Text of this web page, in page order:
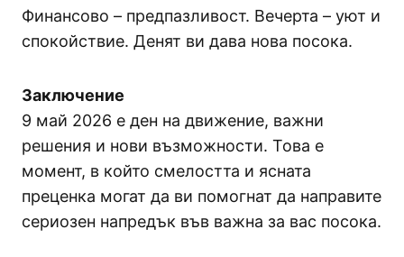
Финансово – предпазливост. Вечерта – уют и
спокойствие. Денят ви дава нова посока.
Заключение
9 май 2026 е ден на движение, важни
решения и нови възможности. Това е
момент, в който смелостта и ясната
преценка могат да ви помогнат да направите
сериозен напредък във важна за вас посока.